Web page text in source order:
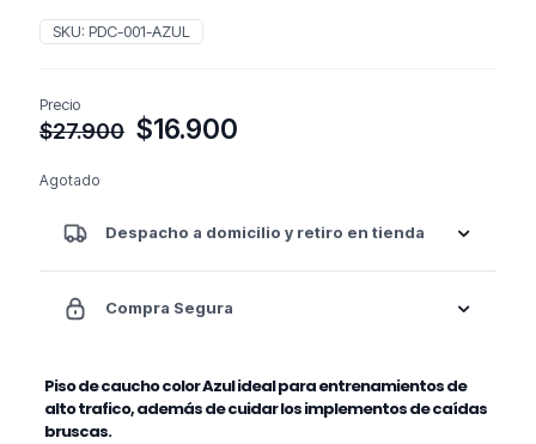
SKU: PDC-001-AZUL
Precio
$27.900 El
$27.900.
$16.900
$16.900.
Agotado
Despacho a domicilio y retiro en tienda
Compra Segura
Piso de caucho color Azul ideal para entrenamientos de
alto trafico, además de cuidar los implementos de caídas
bruscas.